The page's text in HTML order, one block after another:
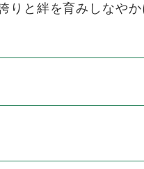
と絆を育みしなや